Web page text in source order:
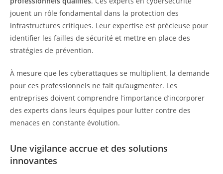
jouent un rôle fondamental dans la protection des
infrastructures critiques. Leur expertise est précieuse pour
identifier les failles de sécurité et mettre en place des
stratégies de prévention.
À mesure que les cyberattaques se multiplient, la demande
pour ces professionnels ne fait qu’augmenter. Les
entreprises doivent comprendre l’importance d’incorporer
des experts dans leurs équipes pour lutter contre des
menaces en constante évolution.
Une vigilance accrue et des solutions
innovantes